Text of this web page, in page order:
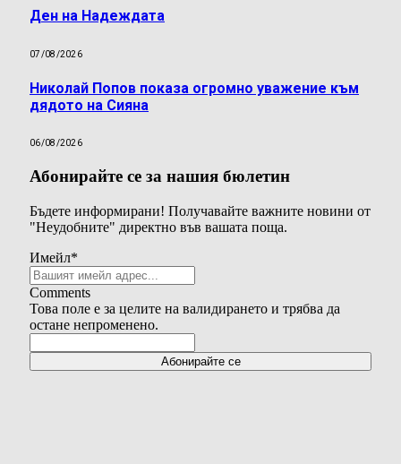
Ден на Надеждата
07/08/2026
Николай Попов показа огромно уважение към
дядото на Сияна
06/08/2026
Абонирайте се за нашия бюлетин
Бъдете информирани! Получавайте важните новини от
"Неудобните" директно във вашата поща.
Имейл*
Comments
Това поле е за целите на валидирането и трябва да
остане непроменено.